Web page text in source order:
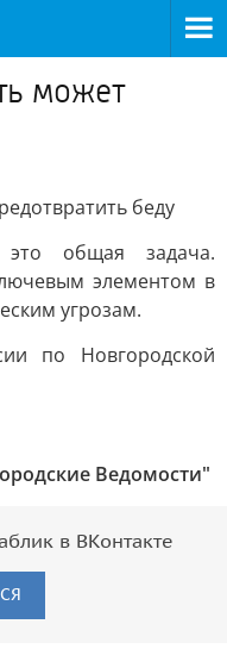
может
беду
общая задача.
элементом в
угрозам.
по Новгородской
Ведомости"
в ВКонтакте